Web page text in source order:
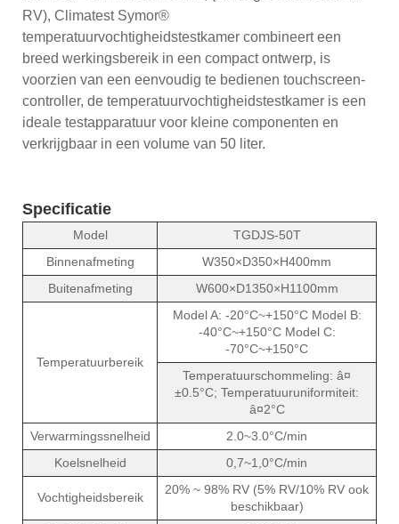
RV), Climatest Symor®
temperatuurvochtigheidstestkamer combineert een
breed werkingsbereik in een compact ontwerp, is
voorzien van een eenvoudig te bedienen touchscreen-
controller, de temperatuurvochtigheidstestkamer is een
ideale testapparatuur voor kleine componenten en
verkrijgbaar in een volume van 50 liter.
Specificatie
Model
TGDJS-50T
Binnenafmeting
W350×D350×H400mm
Buitenafmeting
W600×D1350×H1100mm
Temperatuurbereik
Model A: -20°C~+150°C Model B:
-40°C~+150°C Model C:
-70°C~+150°C
Temperatuurschommeling: â¤
±0.5°C; Temperatuuruniformiteit:
â¤2°C
Verwarmingssnelheid
2.0~3.0°C/min
Koelsnelheid
0,7~1,0°C/min
Vochtigheidsbereik
20% ~ 98% RV (5% RV/10% RV ook
beschikbaar)